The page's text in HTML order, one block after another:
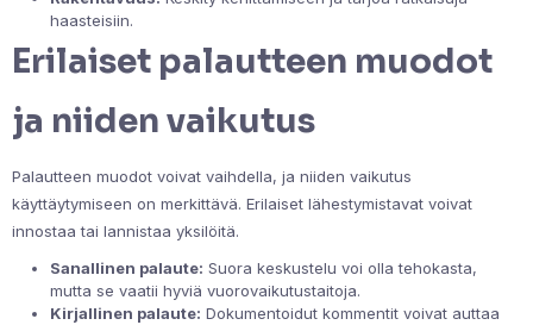
haasteisiin.
Erilaiset palautteen muodot
ja niiden vaikutus
Palautteen muodot voivat vaihdella, ja niiden vaikutus
käyttäytymiseen on merkittävä. Erilaiset lähestymistavat voivat
innostaa tai lannistaa yksilöitä.
Sanallinen palaute: Suora keskustelu voi olla tehokasta,
mutta se vaatii hyviä vuorovaikutustaitoja.
Kirjallinen palaute: Dokumentoidut kommentit voivat auttaa